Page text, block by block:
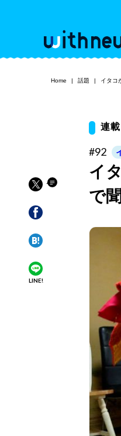
Home 話題 イタコ
LINE!
連載
#92
イ
で